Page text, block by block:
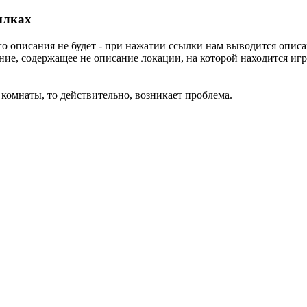
описания не будет - при нажатии ссылки нам выводится
содержащее не описание локации, на которой находится
то действительно, возникает проблема.